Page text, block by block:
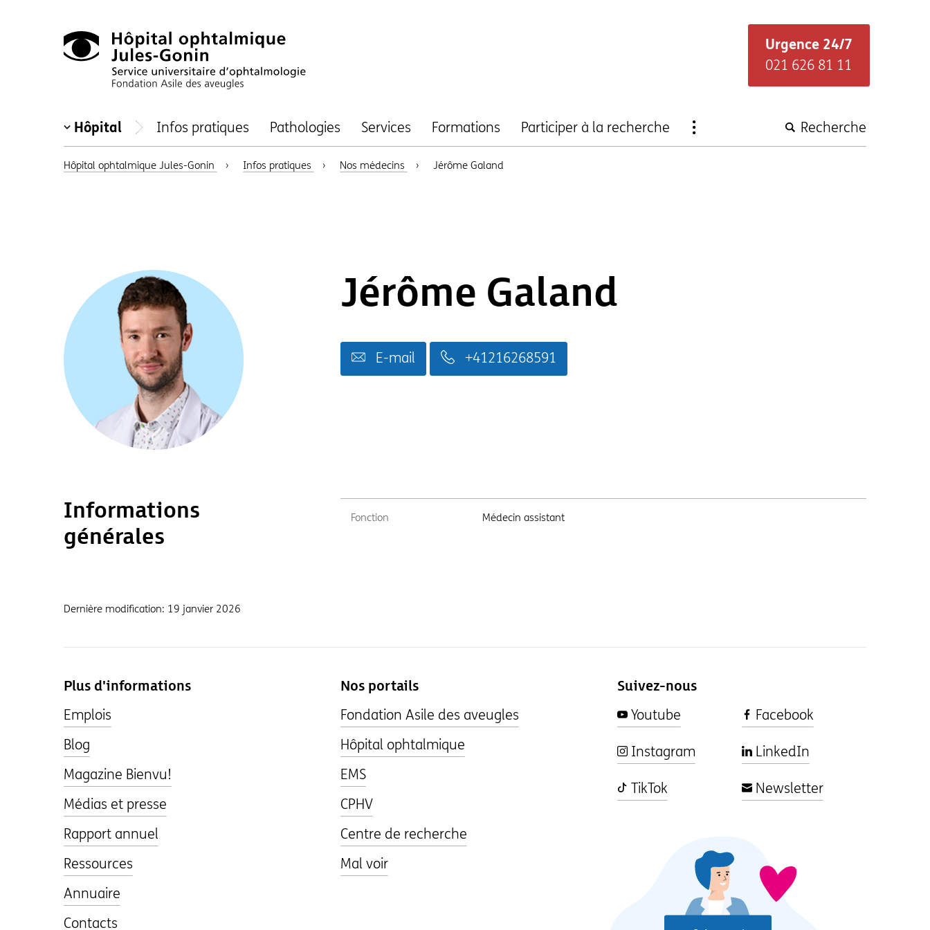
Urgence 24/7
021 626 81 11
ophtalmique
Jules-
Gonin,
des
aveugles
Hôpital Infos pratiques Pathologies Services Formations Participer à la recherche
Ouvrir
la
Recherche
Hôpital ophtalmique Jules-Gonin › Infos pratiques › Nos médecins › Jérôme Galand
Jérôme Galand
E-mail +41216268591
Informations
générales
Fonction Médecin assistant
Dernière modification: 19 janvier 2026
Plus d'informations
Emplois
Blog
Magazine Bienvu!
Médias et presse
Rapport annuel
Ressources
Annuaire
Contacts
Nos portails
Fondation Asile des aveugles
Hôpital ophtalmique
EMS
CPHV
Centre de recherche
Mal voir
Suivez-nous
Youtube Facebook
Instagram LinkedIn
TikTok Newsletter